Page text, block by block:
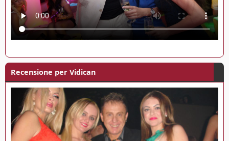
Recensione per Vidican